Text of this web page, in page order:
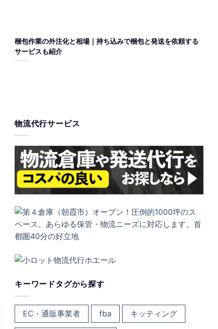
梱包作業の外注化と相場｜持ち込みで梱包と発送を依頼する
サービスも紹介
物流代行サービス
キーワードタグから探す
EC・通販事業者 fba キッティング